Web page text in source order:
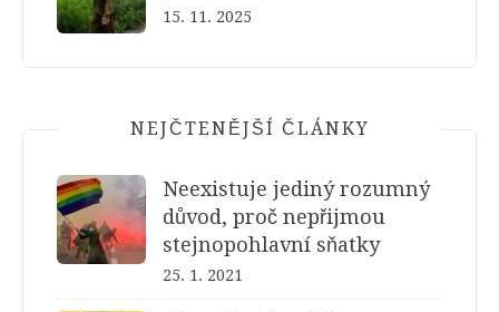
15. 11. 2025
NEJČTENĚJŠÍ ČLÁNKY
Neexistuje jediný rozumný
důvod, proč nepřijmou
stejnopohlavní sňatky
25. 1. 2021